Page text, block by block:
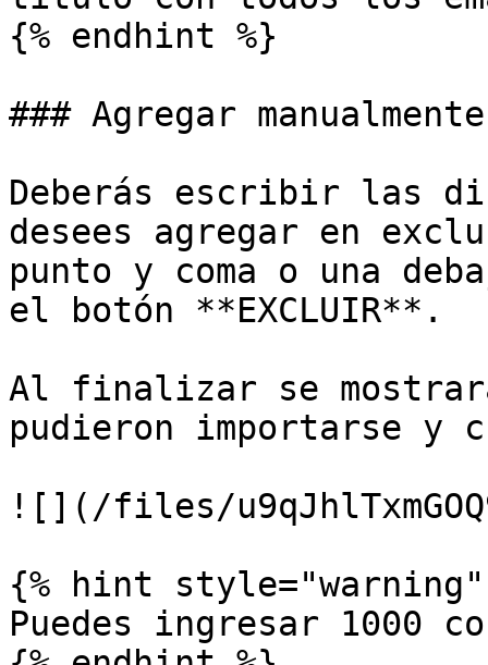
{% endhint %}
### Agregar manualmente
Deberás escribir las
desees agregar en
punto y coma o una
el botón **EXCLUIR**.
Al finalizar se
pudieron importarse y
![](/files/
{% hint style="warning"
Puedes ingresar 1000